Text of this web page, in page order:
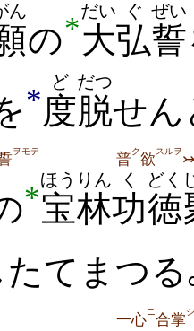
ん
の*大
だい
弘
ぐ
誓
ぜい
*度
ど
脱
だつ
せん
ヲモテ 普ク欲スルヲ
*宝林
ほうりん
功
く
徳
どく
たてまつる
一心ニ合掌シ